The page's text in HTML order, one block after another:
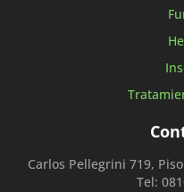
Carlos Pellegrini 719,
Tel: